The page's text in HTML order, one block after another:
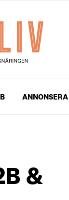
ANNONSERA
&